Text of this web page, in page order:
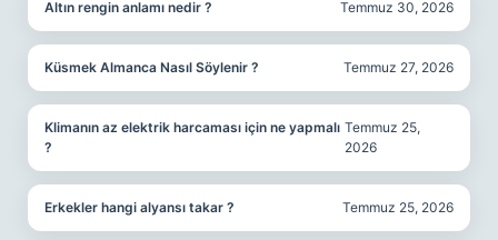
Altın rengin anlamı nedir ? Temmuz 30, 2026
Küsmek Almanca Nasıl Söylenir ? Temmuz 27, 2026
Klimanın az elektrik harcaması için ne yapmalı
?
Temmuz 25,
2026
Erkekler hangi alyansı takar ? Temmuz 25, 2026